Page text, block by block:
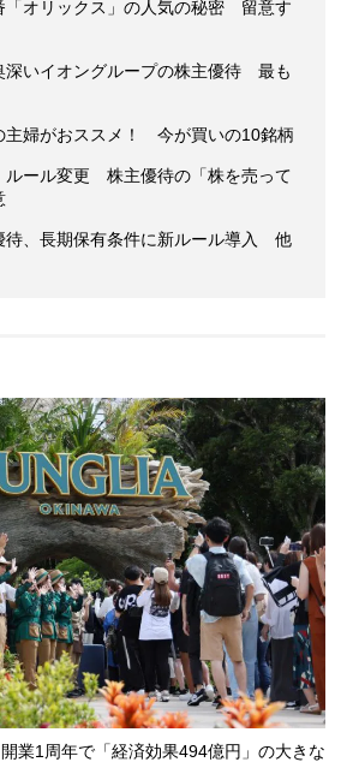
「オリックス」の人気の秘密 留意す
深いイオングループの株主優待 最も
主婦がおススメ！ 今が買いの10銘柄
ルール変更 株主優待の「株を売って
待、長期保有条件に新ルール導入 他
業1周年で「経済効果494億円」の大きな